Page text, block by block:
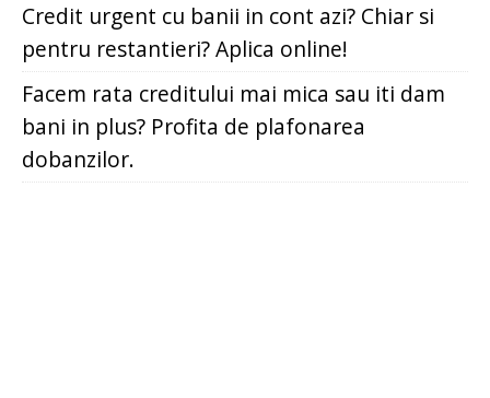
Credit urgent cu banii in cont azi? Chiar si
pentru restantieri? Aplica online!
Facem rata creditului mai mica sau iti dam
bani in plus? Profita de plafonarea
dobanzilor.